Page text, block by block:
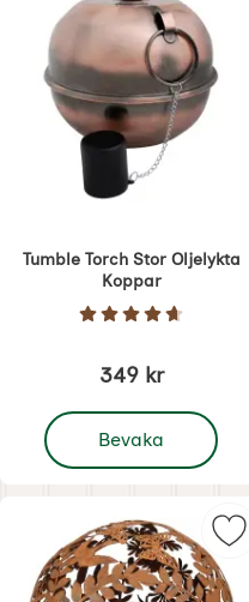
Tumble Torch Stor Oljelykta
Koppar
Art. nr 1716 Betyg: 4.7
349 kr
Bevaka
, Tumble Torch Stor